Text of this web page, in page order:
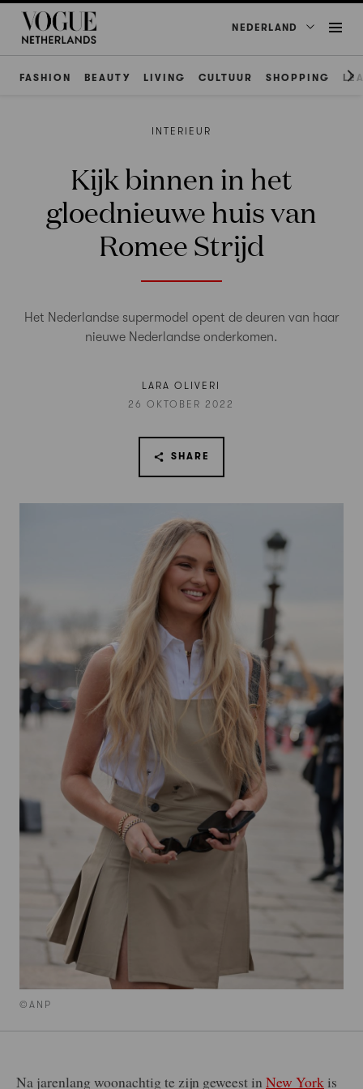
NEDERLAND
FASHION BEAUTY LIVING CULTUUR SHOPPING
©ANP
INTERIEUR
Kijk binnen in het
gloednieuwe huis van
Romee Strijd
Het Nederlandse supermodel opent de deuren van haar
nieuwe Nederlandse onderkomen.
LARA OLIVERI
26 OKTOBER 2022
SHARE
Na jarenlang woonachtig te zijn geweest in New York is